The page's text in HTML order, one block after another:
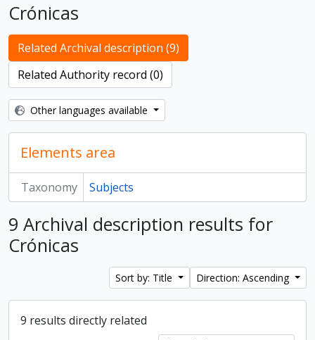
Crónicas
Related Archival description (9)
Related Authority record (0)
Other languages available
Elements area
Taxonomy Subjects
9 Archival description results for
Crónicas
Sort by: Title Direction: Ascending
9 results directly related